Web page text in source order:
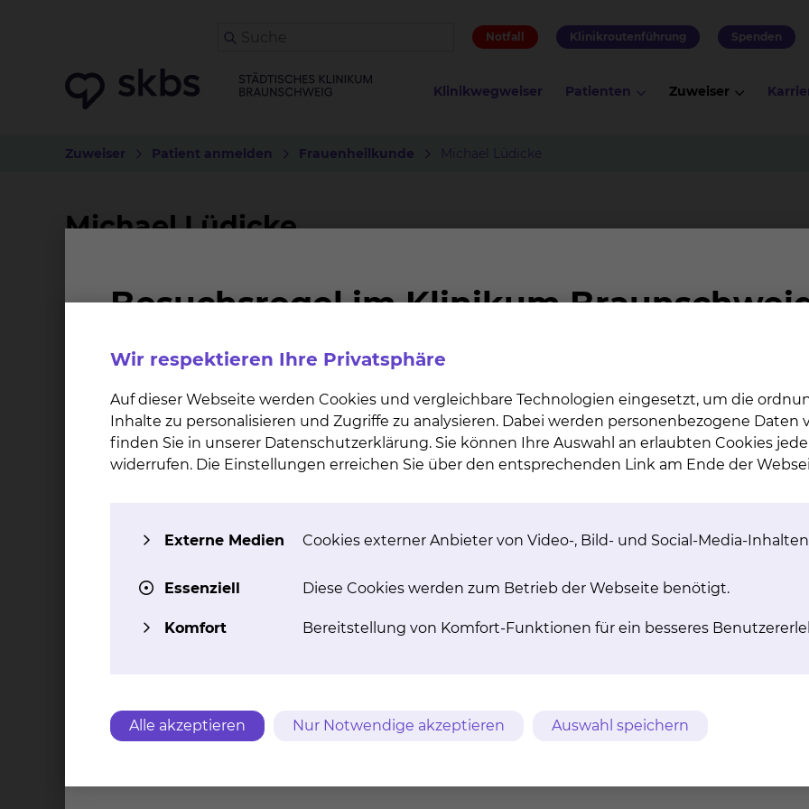
Notfall Klinikroutenführung Spenden
Klinikwegweiser Patienten Zuweiser
Zuweiser Patient anmelden Frauenheilkunde Michael Lüdicke
Michael Lüdicke
Holwedestraße (S1):
Hals-, Nasen – & Ohrenheilkunde
Klink für Mund-, Kiefer- und plastische Gesichtschirurgie
Neonatologie & Pädiatrische Intensivmedizin
Hämatologie & Onkologie
Patientenbegleitdienst
HNW
Qualifikation
Wir respektieren Ihre Privatsphäre
Auf dieser Webseite werden Cookies und vergleichbare Technologien eingesetzt, um die
Inhalte zu personalisieren und Zugriffe zu analysieren. Dabei werden personenbezogene Daten
finden Sie in unserer Datenschutzerklärung. Sie können Ihre Auswahl an erlaubten Cookies
widerrufen. Die Einstellungen erreichen Sie über den entsprechenden Link am Ende der
Externe Medien Cookies externer Anbieter von Video-, Bild- und Social-Media-
Essenziell Diese Cookies werden zum Betrieb der Webseite benötigt.
Komfort Bereitstellung von Komfort-Funktionen für ein besseres
Alle akzeptieren Nur Notwendige akzeptieren Auswahl speichern